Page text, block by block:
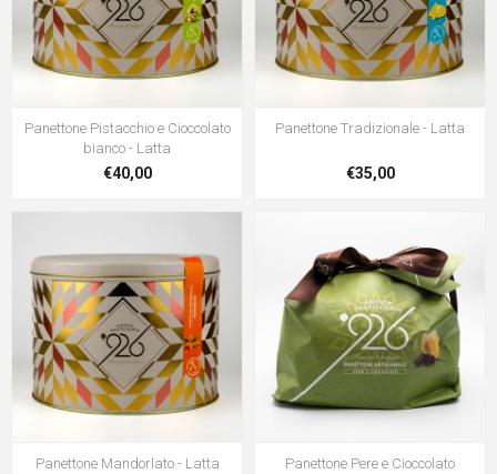
Panettone Pistacchio e Cioccolato
bianco - Latta
€40,00
Panettone Tradizionale - Latta
€35,00
Panettone Mandorlato - Latta Panettone Pere e Cioccolato